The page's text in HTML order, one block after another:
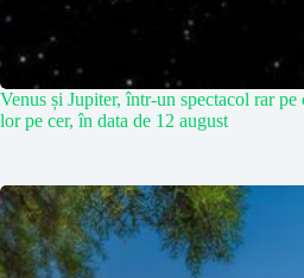
Venus și Jupiter, într-un spectacol rar
lor pe cer, în data de 12 august